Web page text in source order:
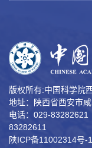
版权所有:中国科学院
地址：陕西省西安市
电话：029-
83282611
陕ICP备11002314号-1